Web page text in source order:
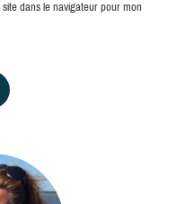
dans le navigateur pour mon